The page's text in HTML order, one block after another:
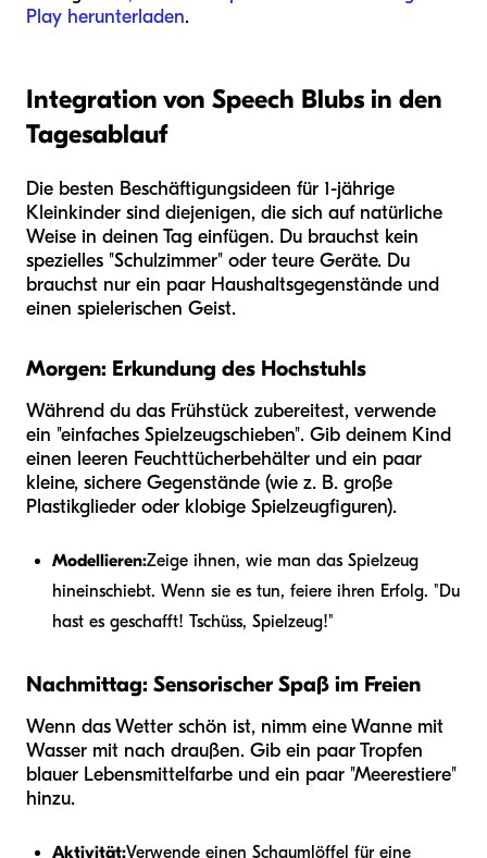
Play herunterladen.
Integration von Speech Blubs in den
Tagesablauf
Die besten Beschäftigungsideen für 1-jährige
Kleinkinder sind diejenigen, die sich auf natürliche
Weise in deinen Tag einfügen. Du brauchst kein
spezielles "Schulzimmer" oder teure Geräte. Du
brauchst nur ein paar Haushaltsgegenstände und
einen spielerischen Geist.
Morgen: Erkundung des Hochstuhls
Während du das Frühstück zubereitest, verwende
ein "einfaches Spielzeugschieben". Gib deinem Kind
einen leeren Feuchttücherbehälter und ein paar
kleine, sichere Gegenstände (wie z. B. große
Plastikglieder oder klobige Spielzeugfiguren).
Modellieren:Zeige ihnen, wie man das Spielzeug
hineinschiebt. Wenn sie es tun, feiere ihren Erfolg. "Du
hast es geschafft! Tschüss, Spielzeug!"
Nachmittag: Sensorischer Spaß im Freien
Wenn das Wetter schön ist, nimm eine Wanne mit
Wasser mit nach draußen. Gib ein paar Tropfen
blauer Lebensmittelfarbe und ein paar "Meerestiere"
hinzu.
Aktivität:Verwende einen Schaumlöffel für eine